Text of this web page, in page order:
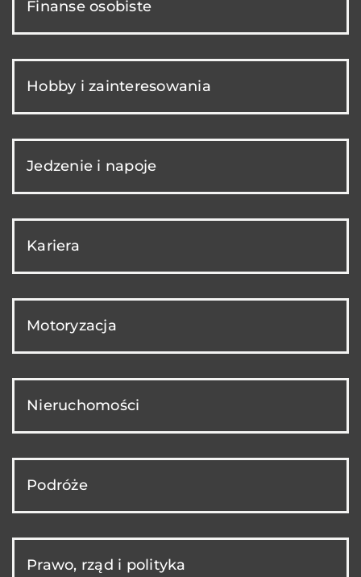
Finanse osobiste
Hobby i zainteresowania
Jedzenie i napoje
Kariera
Motoryzacja
Nieruchomości
Podróże
Prawo, rząd i polityka